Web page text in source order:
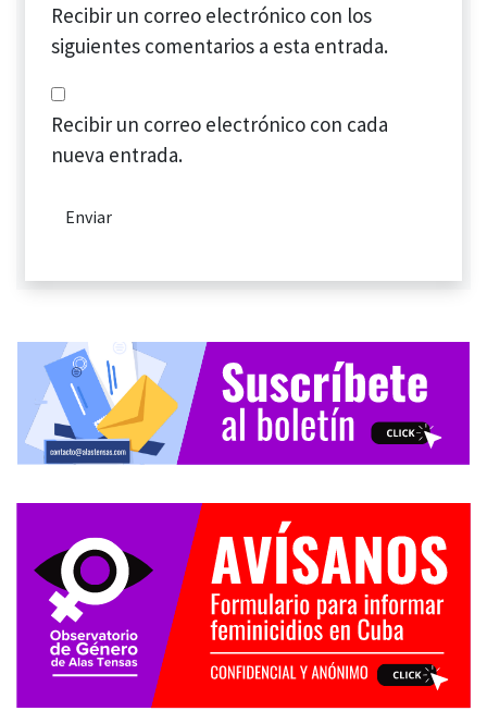
Recibir un correo electrónico con los
siguientes comentarios a esta entrada.
Recibir un correo electrónico con cada
nueva entrada.